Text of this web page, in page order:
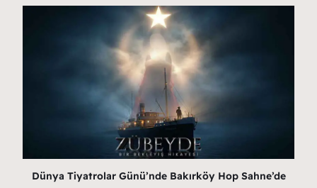
Dünya Tiyatrolar Günü’nde Bakırköy Hop Sahne’de